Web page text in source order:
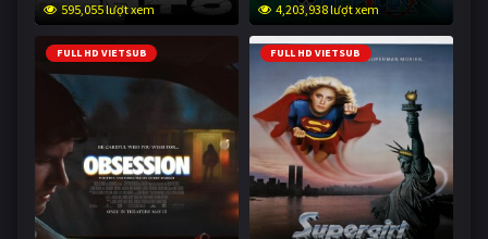
595,055 lượt xem
4,203,938 lượt xem
FULL HD VIETSUB FULL HD VIETSUB